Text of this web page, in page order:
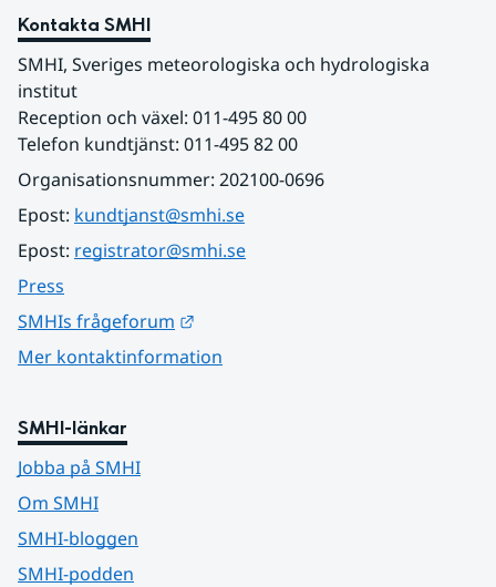
Kontakta SMHI
SMHI, Sveriges meteorologiska och hydrologiska
institut
Reception och växel: 011-495 80 00
Telefon kundtjänst: 011-495 82 00
Organisationsnummer: 202100-0696
Epost: kundtjanst@smhi.se
Epost: registrator@smhi.se
Press
SMHIs frågeforum
Mer kontaktinformation
SMHI-länkar
Jobba på SMHI
Om SMHI
SMHI-bloggen
SMHI-podden